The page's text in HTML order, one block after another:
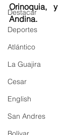
Destacar
Deportes
Atlántico
La Guajira
Cesar
English
San Andres
Orinoquia,
Andina.